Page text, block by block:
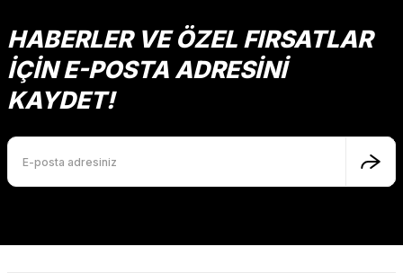
HABERLER VE ÖZEL FIRSATLAR
İÇİN E-POSTA ADRESİNİ
KAYDET!